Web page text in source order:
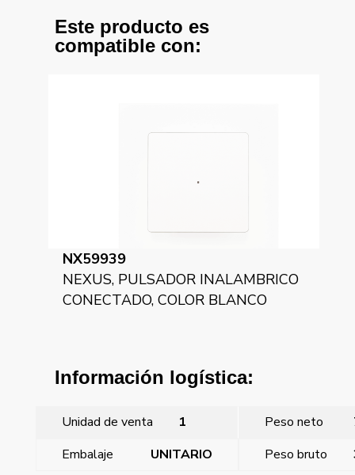
Este producto es
compatible con:
NX59939
NEXUS, PULSADOR INALAMBRICO
CONECTADO, COLOR BLANCO
Información logística:
Unidad de venta 1 Peso neto
Embalaje
UNITARIO Peso bruto